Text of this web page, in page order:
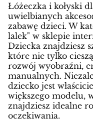
Łóżeczka i kołyski
uwielbianych
zabawę dzieci. W
lalek" w sklepie
Dziecka znajdziesz
które nie tylko
rozwój wyobraźni,
manualnych.
dziecko jest
większego modelu,
znajdziesz idealne
oczekiwania.